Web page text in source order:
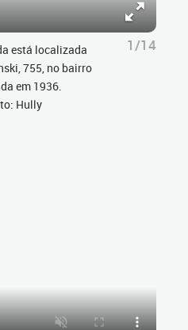
está localizada
755, no bairro
em 1936.
Hully
1/14